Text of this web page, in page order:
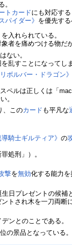
。
トカードにも対応する
パイダー》 を優先する
入れられている。
を痛めつける物だ
ない。
乱すことになってし
リボルバー・ドラゴン
ペルは正しくは「
。
、このカード も平凡な
導騎士ギルティア》の
処刑」）。
撃を無効化する能力を
日プレゼントの候補
トされ木を一刀両断
ンとのことである。
の景品となっている。